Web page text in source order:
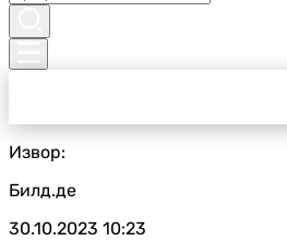
Извор:
Билд.де
30.10.2023 10:23